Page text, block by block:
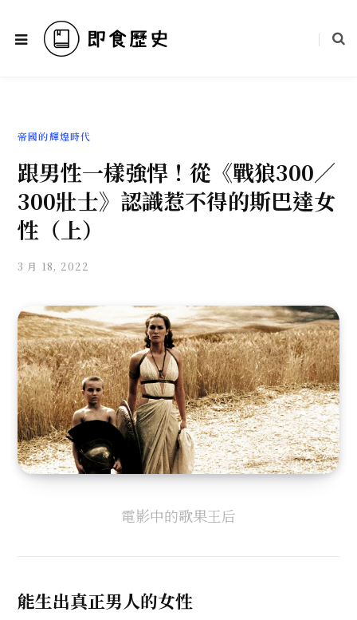
帝國的輝煌時代
跟男性一樣強悍！從《戰狼300／
300壯士》認識惹不得的斯巴達女
性（上）
3 月 18, 2022
電影中的歌果王后
能生出真正男人的女性